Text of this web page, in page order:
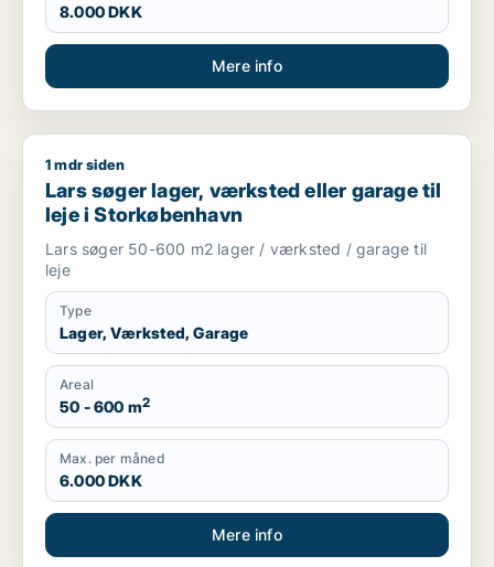
8.000 DKK
Mere info
Lars søger lager, værksted eller garage til leje i
1 mdr siden
Lars søger lager, værksted eller garage til
leje i Storkøbenhavn
Lars søger 50-600 m2 lager / værksted / garage til
leje
Type
Lager, Værksted, Garage
Areal
50 - 600 m2
Max. per måned
6.000 DKK
Mere info